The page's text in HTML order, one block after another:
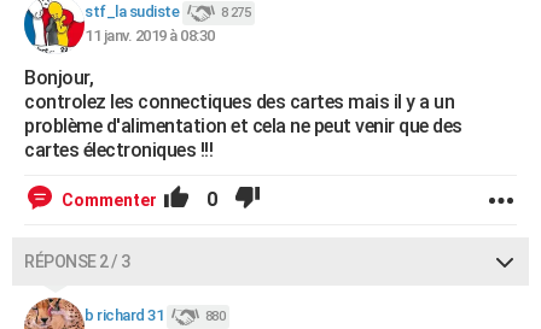
COPAINS D'AVANT
S'inscrire
Se connecter
Lycées
Collèges
Primaires
Universités
Entreprises
Service militaire
Avis de recherche
AVIS DE DÉCÈS
FORUM
stf_la sudiste 8 275
11 janv. 2019 à 08:30
Bonjour,
controlez les connectiques des cartes mais il y a un
problème d'alimentation et cela ne peut venir que des
cartes électroniques !!!
Commenter 0
RÉPONSE 2 / 3
b richard 31 880